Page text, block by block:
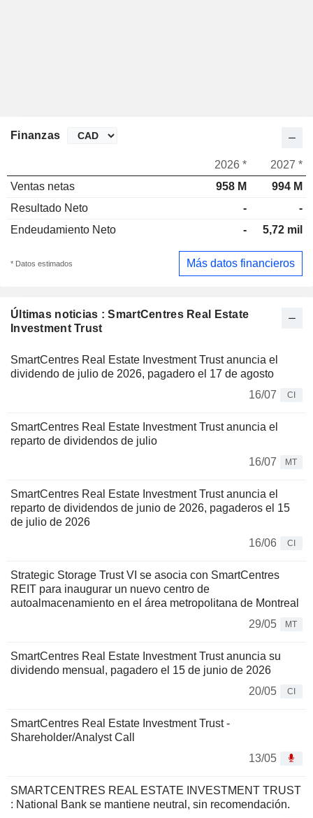
Últimas noticias : SmartCentres Real Estate
Investment Trust
SmartCentres Real Estate Investment Trust anuncia el
dividendo de julio de 2026, pagadero el 17 de agosto
16/07
CI
SmartCentres Real Estate Investment Trust anuncia el
reparto de dividendos de julio
16/07
MT
SmartCentres Real Estate Investment Trust anuncia el
reparto de dividendos de junio de 2026, pagaderos el 15
de julio de 2026
16/06
CI
Strategic Storage Trust VI se asocia con SmartCentres
REIT para inaugurar un nuevo centro de
autoalmacenamiento en el área metropolitana de Montreal
29/05
MT
SmartCentres Real Estate Investment Trust anuncia su
dividendo mensual, pagadero el 15 de junio de 2026
20/05
CI
SmartCentres Real Estate Investment Trust -
Shareholder/Analyst Call
13/05
SMARTCENTRES REAL ESTATE INVESTMENT TRUST
: National Bank se mantiene neutral, sin recomendación.
Finanzas
2026 *
2027 *
Ventas netas
958 M
994 M
Resultado Neto
-
-
Endeudamiento Neto
- 5,72 mil
* Datos estimados Más datos financieros